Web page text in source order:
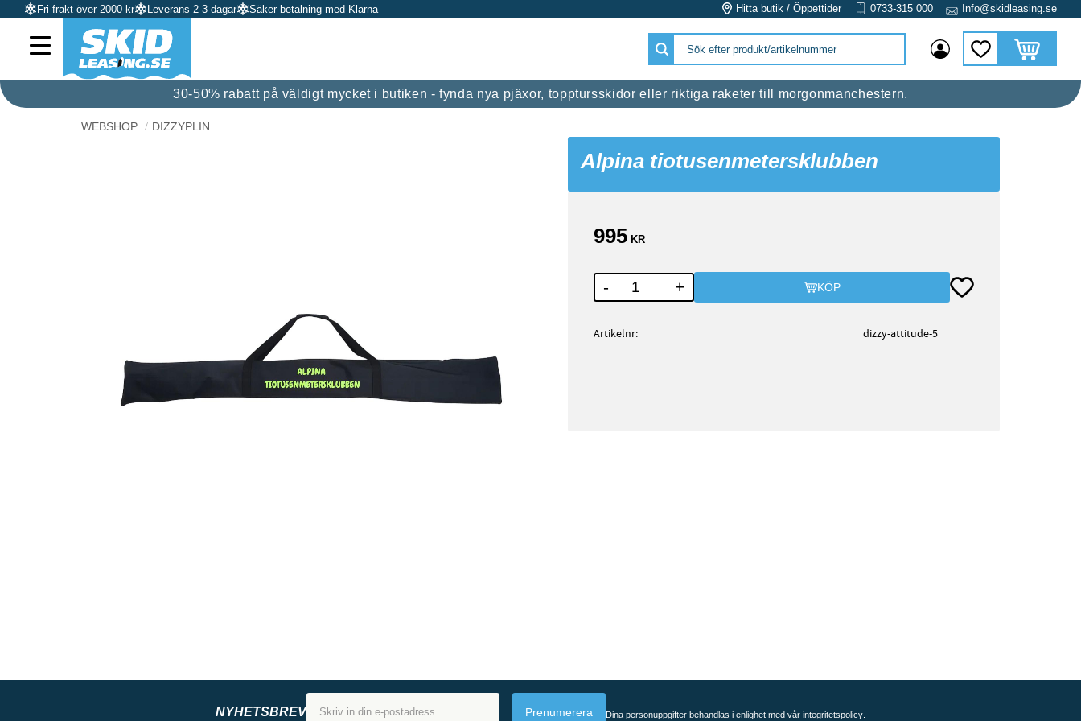
Fri frakt över 2000 kr Leverans 2-3 dagar Säker betalning med Klarna Hitta butik / Öppettider 0733-315 000 Info@skidleasing.se
Favoriter
Kundvagn
30-50% rabatt på väldigt mycket i butiken - fynda nya pjäxor, topptursskidor eller riktiga raketer till morgonmanchestern.
WEBSHOP DIZZYPLIN
Alpina tiotusenmetersklubben
995 KR
+
- KÖP Lägg till i favoriter
Artikelnr dizzy-attitude-5
NYHETSBREV Prenumerera Dina personuppgifter behandlas i enlighet med vår integritetspolicy.